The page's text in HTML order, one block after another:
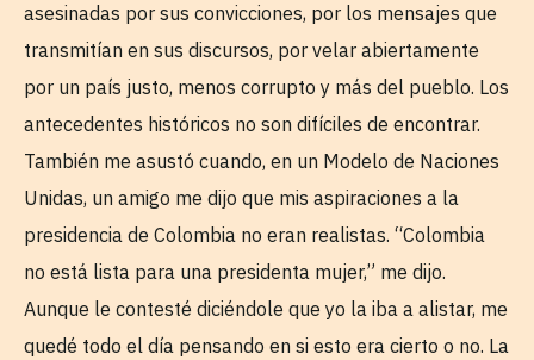
asesinadas por sus convicciones, por los mensajes que
transmitían en sus discursos, por velar abiertamente
por un país justo, menos corrupto y más del pueblo. Los
antecedentes históricos no son difíciles de encontrar.
También me asustó cuando, en un Modelo de Naciones
Unidas, un amigo me dijo que mis aspiraciones a la
presidencia de Colombia no eran realistas. “Colombia
no está lista para una presidenta mujer,” me dijo.
Aunque le contesté diciéndole que yo la iba a alistar, me
quedé todo el día pensando en si esto era cierto o no. La